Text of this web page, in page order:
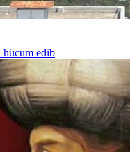
hücum edib